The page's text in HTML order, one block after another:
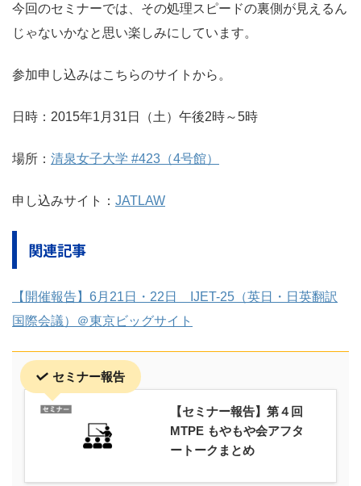
今回のセミナーでは、その処理スピードの裏側が見えるん
じゃないかなと思い楽しみにしています。
参加申し込みはこちらのサイトから。
日時：2015年1月31日（土）午後2時～5時
場所： 清泉女子大学 #423（4号館）
申し込みサイト： JATLAW
関連記事
【開催報告】6月21日・22日 IJET-25（英日・日英翻訳
国際会議）＠東京ビッグサイト
セミナー報告
【セミナー報告】第４回
MTPE もやもや会アフタ
ートークまとめ